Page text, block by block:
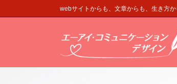
ン
へ
ビ
ョ
webサイトからも、文章からも、生き方